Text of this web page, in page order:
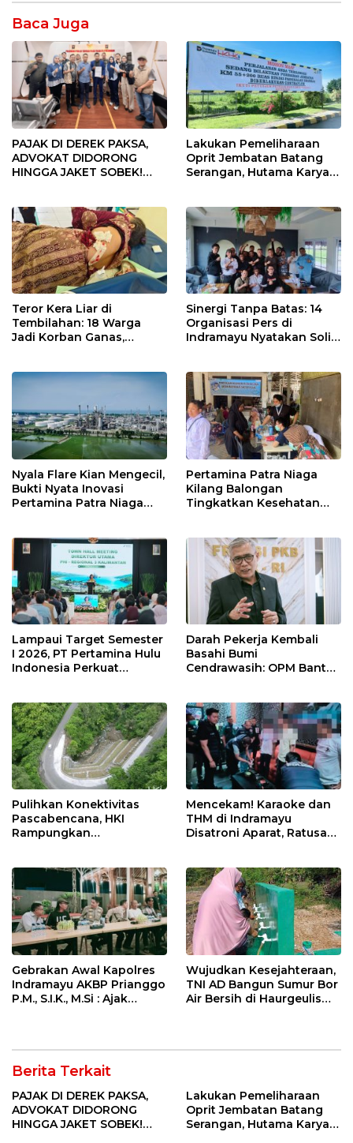
Baca Juga
PAJAK DI DEREK PAKSA,
ADVOKAT DIDORONG
HINGGA JAKET SOBEK!
Pekanbaru!
Lakukan Pemeliharaan
Oprit Jembatan Batang
Serangan, Hutama Karya
Teror Kera Liar di
Tembilahan: 18 Warga
Jadi Korban Ganas,
Sinergi Tanpa Batas: 14
Organisasi Pers di
Indramayu Nyatakan Solid
Nyala Flare Kian Mengecil,
Bukti Nyata Inovasi
Pertamina Patra Niaga
Pertamina Patra Niaga
Kilang Balongan
Tingkatkan Kesehatan
Rutin dan Edukasi
Perawatan Gigi
Lampaui Target Semester
I 2026, PT Pertamina Hulu
Indonesia Perkuat
Keselamatan Kerja
Darah Pekerja Kembali
Basahi Bumi
Cendrawasih: OPM Bantai
Pulihkan Konektivitas
Pascabencana, HKI
Rampungkan
Mencekam! Karaoke dan
THM di Indramayu
Disatroni Aparat, Ratusan
Gebrakan Awal Kapolres
Indramayu AKBP Prianggo
P.M., S.I.K., M.Si : Ajak
Wujudkan Kesejahteraan,
TNI AD Bangun Sumur Bor
Air Bersih di Haurgeulis
Berita Terkait
PAJAK DI DEREK PAKSA,
ADVOKAT DIDORONG
HINGGA JAKET SOBEK!
Lakukan Pemeliharaan
Oprit Jembatan Batang
Serangan, Hutama Karya